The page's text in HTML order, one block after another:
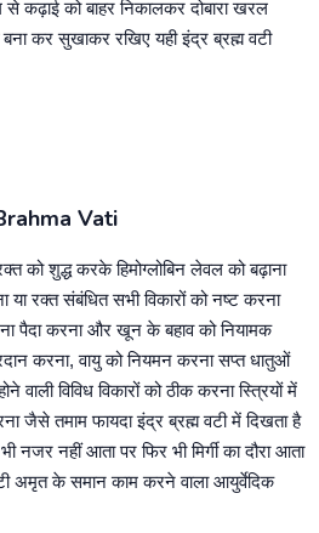
कढ़ाई को बाहर निकालकर दोबारा खरल
बना कर सुखाकर रखिए यही इंद्र ब्रह्म वटी
Vati
को शुद्ध करके हिमोग्लोबिन लेवल को बढ़ाना
या रक्त संबंधित सभी विकारों को नष्ट करना
पैदा करना और खून के बहाव को नियामक
करना, वायु को नियमन करना सप्त धातुओं
विविध विकारों को ठीक करना स्त्रियों में
जैसे तमाम फायदा इंद्र ब्रह्म वटी में दिखता है
भी नजर नहीं आता पर फिर भी मिर्गी का दौरा आता
अमृत के समान काम करने वाला आयुर्वेदिक